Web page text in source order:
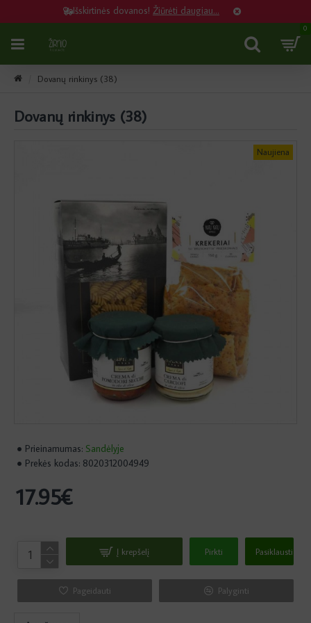
Išskirtinės dovanos! Žiūrėti daugiau...
0
Dovanų rinkinys (38)
Dovanų rinkinys (38)
Naujiena
Prieinamumas: Sandėlyje
Prekės kodas: 8020312004949
17.95€
Į krepšelį Pirkti Pasiklausti
Pageidauti Palyginti